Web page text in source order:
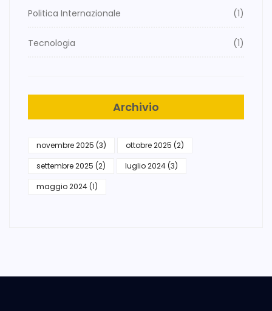
Politica Internazionale (1)
Tecnologia (1)
Archivio
novembre 2025 (3) ottobre 2025 (2)
settembre 2025 (2) luglio 2024(3)
maggio 2024(1)